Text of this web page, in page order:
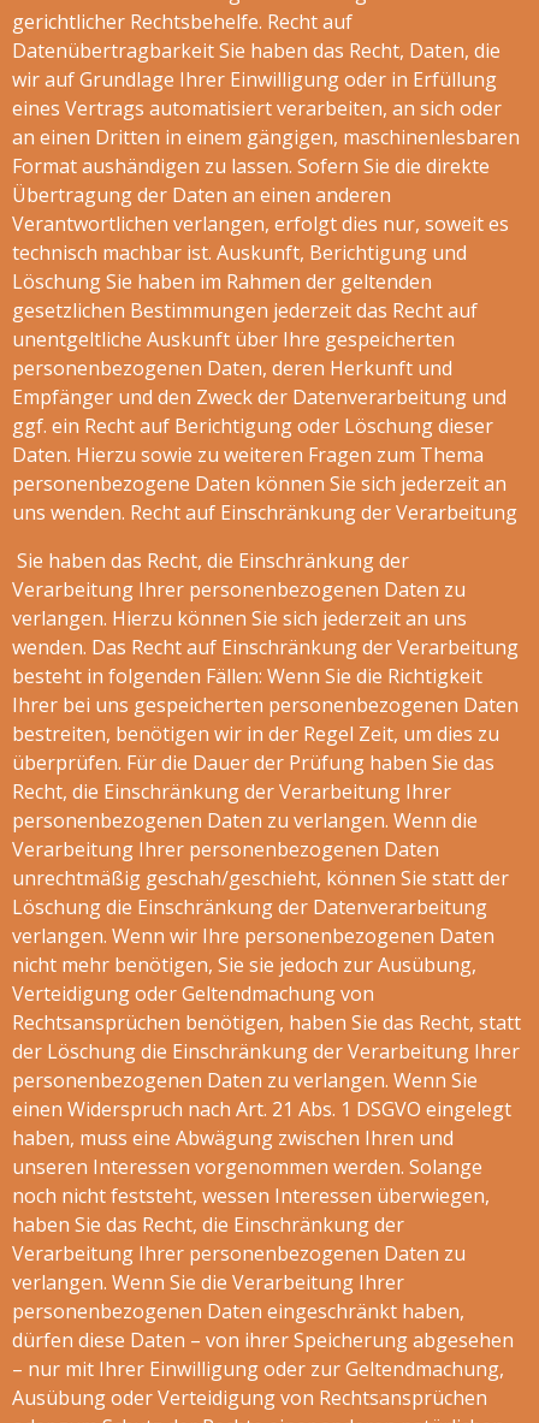
gerichtlicher Rechtsbehelfe. Recht auf
Datenübertragbarkeit Sie haben das Recht, Daten, die
wir auf Grundlage Ihrer Einwilligung oder in Erfüllung
eines Vertrags automatisiert verarbeiten, an sich oder
an einen Dritten in einem gängigen, maschinenlesbaren
Format aushändigen zu lassen. Sofern Sie die direkte
Übertragung der Daten an einen anderen
Verantwortlichen verlangen, erfolgt dies nur, soweit es
technisch machbar ist. Auskunft, Berichtigung und
Löschung Sie haben im Rahmen der geltenden
gesetzlichen Bestimmungen jederzeit das Recht auf
unentgeltliche Auskunft über Ihre gespeicherten
personenbezogenen Daten, deren Herkunft und
Empfänger und den Zweck der Datenverarbeitung und
ggf. ein Recht auf Berichtigung oder Löschung dieser
Daten. Hierzu sowie zu weiteren Fragen zum Thema
personenbezogene Daten können Sie sich jederzeit an
uns wenden. Recht auf Einschränkung der Verarbeitung
Sie haben das Recht, die Einschränkung der
Verarbeitung Ihrer personenbezogenen Daten zu
verlangen. Hierzu können Sie sich jederzeit an uns
wenden. Das Recht auf Einschränkung der Verarbeitung
besteht in folgenden Fällen: Wenn Sie die Richtigkeit
Ihrer bei uns gespeicherten personenbezogenen Daten
bestreiten, benötigen wir in der Regel Zeit, um dies zu
überprüfen. Für die Dauer der Prüfung haben Sie das
Recht, die Einschränkung der Verarbeitung Ihrer
personenbezogenen Daten zu verlangen. Wenn die
Verarbeitung Ihrer personenbezogenen Daten
unrechtmäßig geschah/geschieht, können Sie statt der
Löschung die Einschränkung der Datenverarbeitung
verlangen. Wenn wir Ihre personenbezogenen Daten
nicht mehr benötigen, Sie sie jedoch zur Ausübung,
Verteidigung oder Geltendmachung von
Rechtsansprüchen benötigen, haben Sie das Recht, statt
der Löschung die Einschränkung der Verarbeitung Ihrer
personenbezogenen Daten zu verlangen. Wenn Sie
einen Widerspruch nach Art. 21 Abs. 1 DSGVO eingelegt
haben, muss eine Abwägung zwischen Ihren und
unseren Interessen vorgenommen werden. Solange
noch nicht feststeht, wessen Interessen überwiegen,
haben Sie das Recht, die Einschränkung der
Verarbeitung Ihrer personenbezogenen Daten zu
verlangen. Wenn Sie die Verarbeitung Ihrer
personenbezogenen Daten eingeschränkt haben,
dürfen diese Daten – von ihrer Speicherung abgesehen
– nur mit Ihrer Einwilligung oder zur Geltendmachung,
Ausübung oder Verteidigung von Rechtsansprüchen